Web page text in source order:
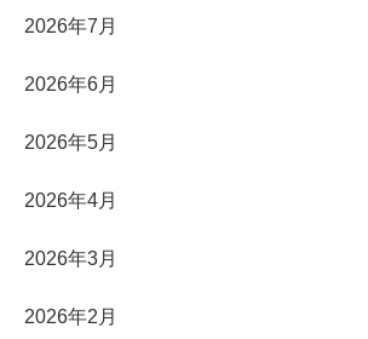
2026年7月
2026年6月
2026年5月
2026年4月
2026年3月
2026年2月